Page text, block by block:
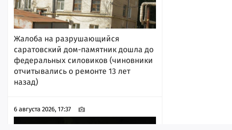
Жалоба на разрушающийся
саратовский дом-памятник дошла до
федеральных силовиков (чиновники
отчитывались о ремонте 13 лет
назад)
6 августа 2026, 17:37